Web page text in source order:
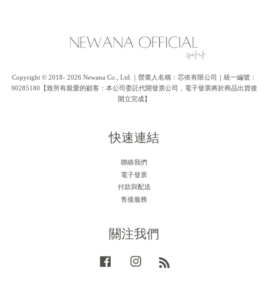
Copyright © 2018- 2026 Newana Co., Ltd.｜營業人名稱：芯依有限公司｜統一編號：
90285180【致所有親愛的顧客：本公司委託代開發票公司，電子發票將於商品出貨後
開立完成】
快速連結
聯絡我們
電子發票
付款與配送
售後服務
關注我們
Facebook Instagram